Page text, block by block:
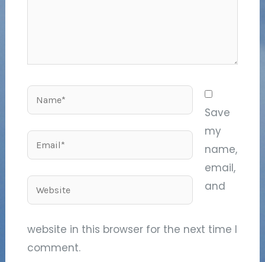
Name*
Email*
Website
Save
my
name,
email,
and
website in this browser for the next time I
comment.